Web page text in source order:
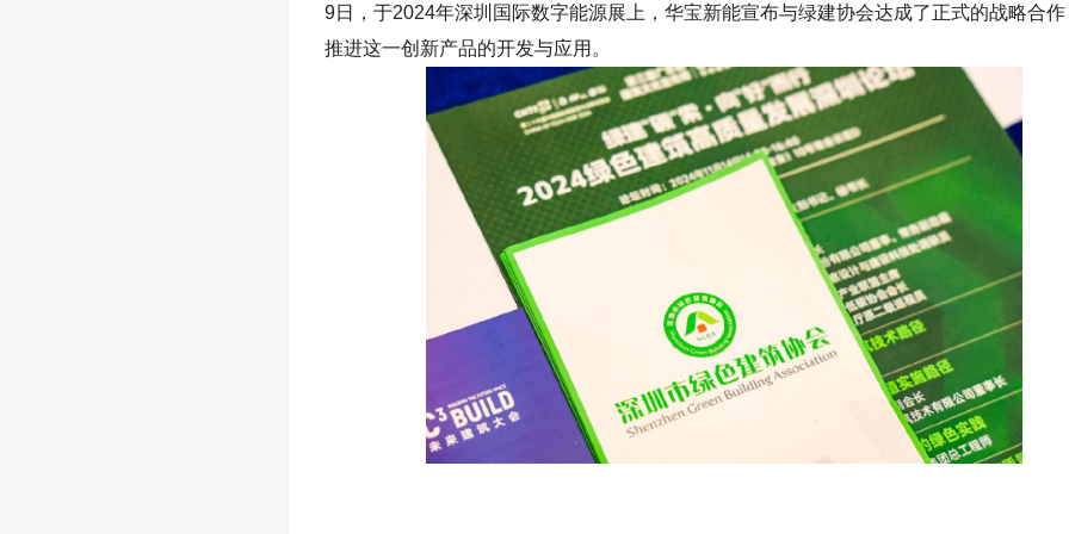
9日，于2024年深圳国际数字能源展上，华宝新能宣布与绿建协会达成了正式的战略合
推进这一创新产品的开发与应用。